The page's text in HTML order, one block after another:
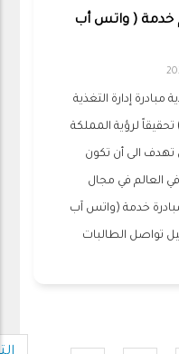
خدمة ( واتس أب
مبادرة إدارة التغذية
لرؤية المملكة
2030 والتي تهدف الى أن تكون
في العالم في مجال
مبادرة خدمة (واتس آب
تواصل الطالبات